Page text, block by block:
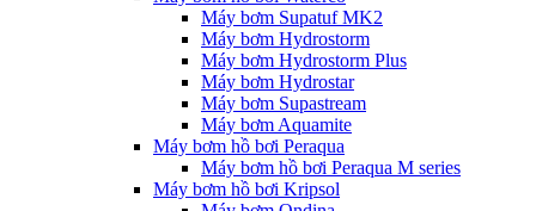
Máy bơm Supatuf MK2
Máy bơm Hydrostorm
Máy bơm Hydrostorm Plus
Máy bơm Hydrostar
Máy bơm Supastream
Máy bơm Aquamite
Máy bơm hồ bơi Peraqua
Máy bơm hồ bơi Peraqua M series
Máy bơm hồ bơi Kripsol